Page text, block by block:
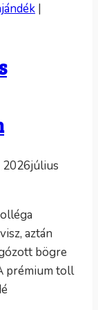
|
2026július
aztán
bögre
prémium toll